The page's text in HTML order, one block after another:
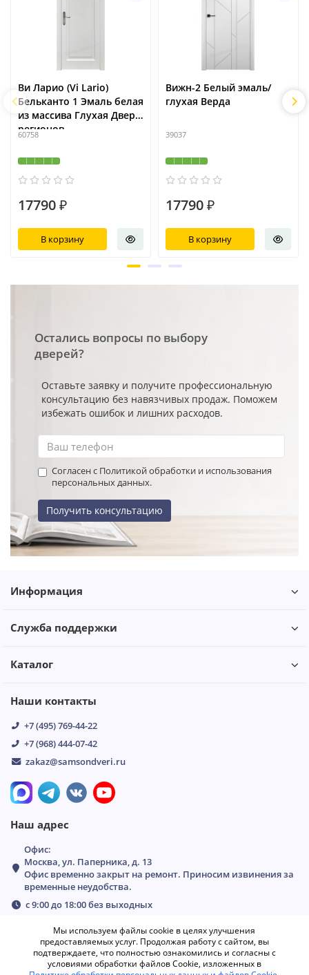
Ви Ларио (Vi Lario)
Бельканто 1 Эмаль белая
из массива Глухая Двери
регионов
60758
17790 ₽
В корзину
Вижн-2 Белый эмаль/
глухая Верда
39037
17790 ₽
В корзину
Остались вопросы по выбору
дверей?
Оставьте заявку и получите профессиональную
консультацию без навязчивых продаж. Поможем
избежать ошибок и лишних расходов.
Согласен с Политикой обработки и использования
персональных данных.
Получить консультацию
Информация
Служба поддержки
Каталог
Наши контакты
+7 (495) 769-44-22
+7 (968) 444-07-42
zakaz@samsondveri.ru
Наш адрес
Офис:
Москва, ул. Паперника, д. 13
Офис временно закрыт на ремонт. Приносим извинения за
временные неудобства.
с 9:00 до 18:00 без выходных
Мы используем файлы cookie в целях улучшения
предоставляемых услуг. Продолжая работу с сайтом, вы
подтверждаете, что полностью ознакомились и согласны с
условиями обработки файлов Cookie, изложенных в